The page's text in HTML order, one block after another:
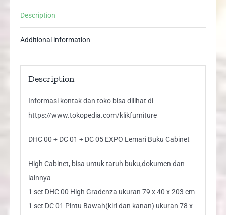
EXPO
Buku
Description
Additional information
Description
Informasi kontak dan toko bisa dilihat di
https://www.tokopedia.com/klikfurniture
DHC 00 + DC 01 + DC 05 EXPO Lemari Buku Cabinet
High Cabinet, bisa untuk taruh buku,dokumen dan
lainnya
1 set DHC 00 High Gradenza ukuran 79 x 40 x 203 cm
1 set DC 01 Pintu Bawah(kiri dan kanan) ukuran 78 x